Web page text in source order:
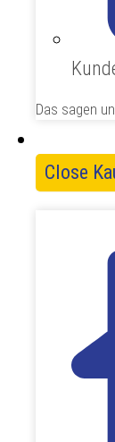
Das sagen
Close